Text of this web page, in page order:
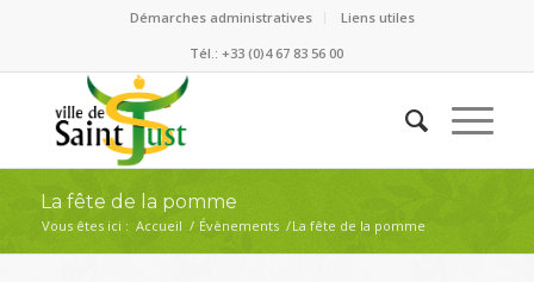
Démarches administratives
Liens utiles
Tél.: +33 (0)4 67 83 56 00
La fête de la pomme
Vous êtes ici : Accueil / Évènements /La fête de la pomme